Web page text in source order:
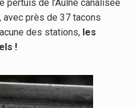
de l’Aulne canalisée
avec près de 37 tacons
des stations, les
!